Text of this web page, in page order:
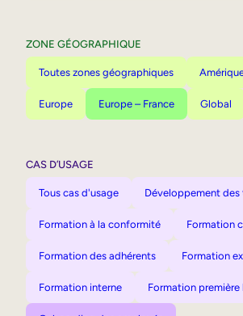
ZONE GÉOGRAPHIQUE
Toutes zones géographiques
Europe Europe – France Global
CAS D’USAGE
Tous cas d'usage Développement des
Formation à la conformité Formation
Formation des adhérents Formation
Formation interne Formation première